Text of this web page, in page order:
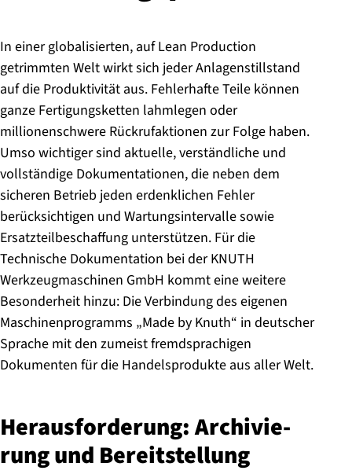
In einer globalisierten, auf Lean Production
getrimmten Welt wirkt sich jeder Anlagenstillstand
auf die Produktivität aus. Fehlerhafte Teile können
ganze Fertigungsketten lahmlegen oder
millionenschwere Rückrufaktionen zur Folge haben.
Umso wichtiger sind aktuelle, verständliche und
vollständige Dokumentationen, die neben dem
sicheren Betrieb jeden erdenklichen Fehler
berücksichtigen und Wartungsintervalle sowie
Ersatzteilbeschaffung unterstützen. Für die
Technische Dokumentation bei der KNUTH
Werkzeugmaschinen GmbH kommt eine weitere
Besonderheit hinzu: Die Verbindung des eigenen
Maschinenprogramms „Made by Knuth“ in deutscher
Sprache mit den zumeist fremdsprachigen
Dokumenten für die Handelsprodukte aus aller Welt.
Her­aus­for­de­rung: Ar­chi­vie­
rung und Be­reit­stel­lung